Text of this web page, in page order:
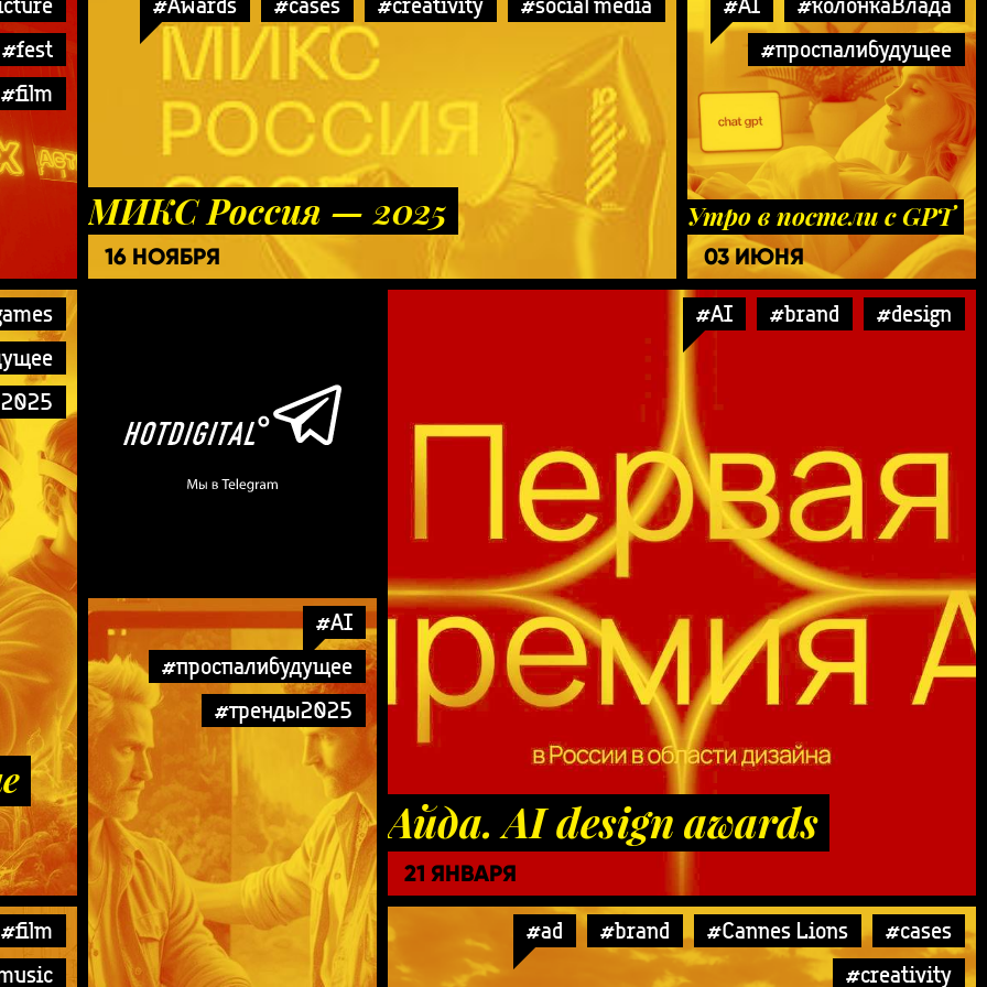
#fest
#film
МИКС Россия — 2025
16 НОЯБРЯ
#проспалибудущее
Утро в постели с GPT
03 ИЮНЯ
#AI #brand #design
Айда. AI design awards
21 ЯНВАРЯ
#AI
#проспалибудущее
#тренды2025
#film
#ad #brand #Cannes Lions
#cases
#creativity